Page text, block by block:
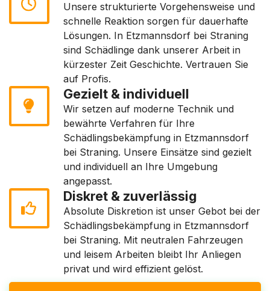
Unsere strukturierte Vorgehensweise und
schnelle Reaktion sorgen für dauerhafte
Lösungen. In Etzmannsdorf bei Straning
sind Schädlinge dank unserer Arbeit in
kürzester Zeit Geschichte. Vertrauen Sie
auf Profis.
Gezielt & individuell
Wir setzen auf moderne Technik und
bewährte Verfahren für Ihre
Schädlingsbekämpfung in Etzmannsdorf
bei Straning. Unsere Einsätze sind gezielt
und individuell an Ihre Umgebung
angepasst.
Diskret & zuverlässig
Absolute Diskretion ist unser Gebot bei der
Schädlingsbekämpfung in Etzmannsdorf
bei Straning. Mit neutralen Fahrzeugen
und leisem Arbeiten bleibt Ihr Anliegen
privat und wird effizient gelöst.